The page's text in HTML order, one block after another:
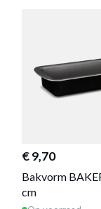
€ 9,70
Bakvorm
cm
Productnummer:
€ 8,40